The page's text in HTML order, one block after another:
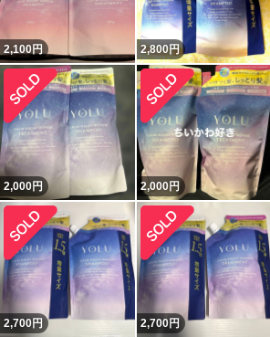
2,100円 2,800円
2,000円 2,000円
2,700円 2,700円